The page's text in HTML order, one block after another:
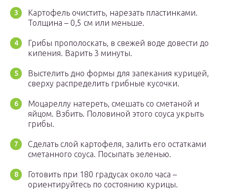
Картофель очистить, нарезать пластинками.
Толщина – 0,5 см или меньше.
Грибы прополоскать, в свежей воде довести до
кипения. Варить 3 минуты.
Выстелить дно формы для запекания курицей,
сверху распределить грибные кусочки.
Моцареллу натереть, смешать со сметаной и
яйцом. Взбить. Половиной этого соуса укрыть
грибы.
Сделать слой картофеля, залить его остатками
сметанного соуса. Посыпать зеленью.
Готовить при 180 градусах около часа –
ориентируйтесь по состоянию курицы.